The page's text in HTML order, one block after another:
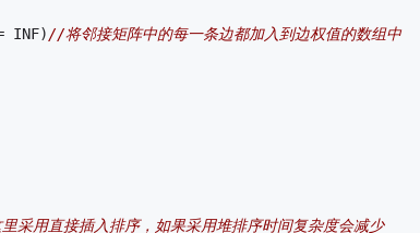
//将邻接矩阵中的每一条边都加入到边权值的数组中
采用直接插入排序，如果采用堆排序时间复杂度会减少